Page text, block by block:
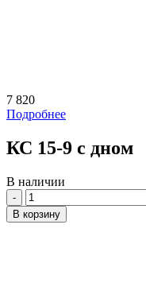
7 820
Подробнее
КС 15-9 с дном
В наличии
Количество
В корзину